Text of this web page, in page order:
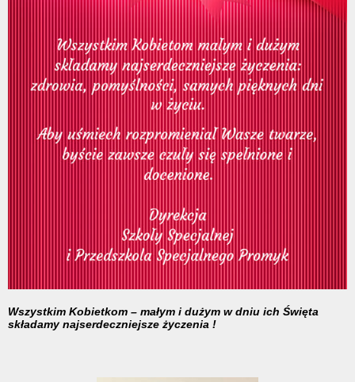
Wszystkim Kobietkom – małym i dużym w dniu ich Święta
składamy najserdeczniejsze życzenia !